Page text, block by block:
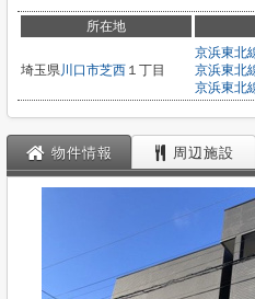
所在地
埼玉県川口市芝西 １丁目
京浜東北
京浜東北
京浜東北
物件情報 周辺施設